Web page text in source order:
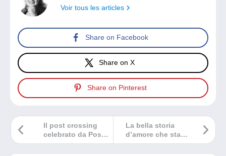
Voir tous les articles
Share on Facebook
Share on X
Share on Pinterest
La bella storia
d’amore che sta
dietro il
Il post crossing
celebrato da Post
Luxembourg